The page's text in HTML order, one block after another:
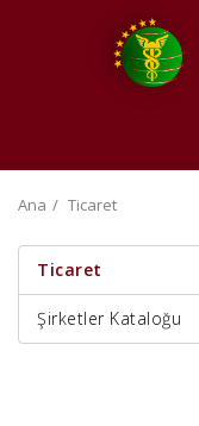
Ana Ticaret
Ticaret
Şirketler Kataloğu